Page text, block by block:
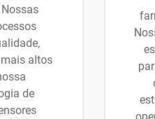
altos
de